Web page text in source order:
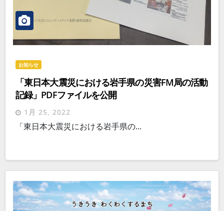
お知らせ
「東日本大震災における岩手県の災害FM局の活動
記録」PDFファイルを公開
1月 25, 2022
「東日本大震災における岩手県の...